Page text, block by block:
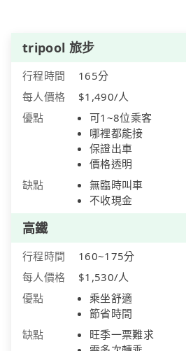
tripool 旅步
行程時間
165分
每人價格
$1,490/人
優點
可1~8位乘客
哪裡都能接
保證出車
價格透明
缺點
無臨時叫車
不收現金
高鐵
行程時間
160~175分
每人價格
$1,530/人
優點
乘坐舒適
節省時間
缺點
旺季一票難求